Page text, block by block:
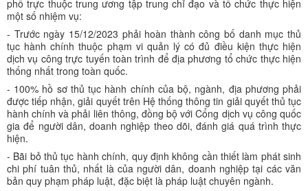
phố trực thuộc trung ương tập trung chỉ đạo và tổ chức thực hiện
một số nhiệm vụ:
- Trước ngày 15/12/2023 phải hoàn thành công bố danh mục thủ
tục hành chính thuộc phạm vi quản lý có đủ điều kiện thực hiện
dịch vụ công trực tuyến toàn trình để địa phương tổ chức thực hiện
thống nhất trong toàn quốc.
- 100% hồ sơ thủ tục hành chính của bộ, ngành, địa phương phải
được tiếp nhận, giải quyết trên Hệ thống thông tin giải quyết thủ tục
hành chính và phải liên thông, đồng bộ với Cổng dịch vụ công quốc
gia để người dân, doanh nghiệp theo dõi, đánh giá quá trình thực
hiện.
- Bãi bỏ thủ tục hành chính, quy định không cần thiết làm phát sinh
chi phí tuân thủ, nhất là của người dân, doanh nghiệp tại các văn
bản quy phạm pháp luật, đặc biệt là pháp luật chuyên ngành.